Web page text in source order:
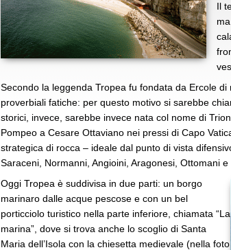
Il
Secondo la leggenda Tropea fu fondata da Ercole
proverbiali fatiche: per questo motivo si sarebbe
storici, invece, sarebbe invece nata col nome di
Pompeo a Cesare Ottaviano nei pressi di Capo
strategica di rocca – ideale dal punto di vista
Saraceni, Normanni, Angioini, Aragonesi, Ottomani e
Oggi Tropea è suddivisa in due parti: un borgo
marinaro dalle acque pescose e con un bel
porticciolo turistico nella parte inferiore, chiamata “La
marina”, dove si trova anche lo scoglio di Santa
Maria dell’Isola con la chiesetta medievale (nella foto